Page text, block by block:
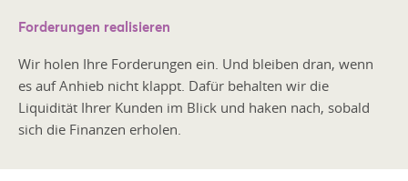
Forderungen realisieren
Wir holen Ihre Forderungen ein. Und bleiben dran, wenn
es auf Anhieb nicht klappt. Dafür behalten wir die
Liquidität Ihrer Kunden im Blick und haken nach, sobald
sich die Finanzen erholen.